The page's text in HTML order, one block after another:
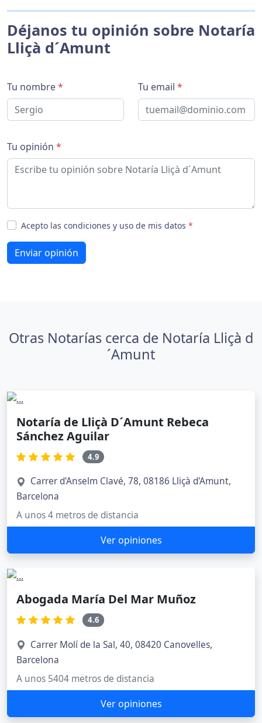
Déjanos tu opinión sobre Notaría
Lliçà d´Amunt
Tu nombre* Tu email *
Tu opinión *
Acepto las condiciones y uso de mis datos *
Enviar opinión
Otras Notarías cerca de Notaría Lliçà d
´Amunt
Notaría de Lliçà D´Amunt Rebeca
Sánchez Aguilar
4.9
Carrer d'Anselm Clavé, 78, 08186 Lliçà d'Amunt,
Barcelona
A unos 4 metros de distancia
Ver opiniones
Abogada María Del Mar Muñoz
4.6
Carrer Molí de la Sal, 40, 08420 Canovelles,
Barcelona
A unos 5404 metros de distancia
Ver opiniones